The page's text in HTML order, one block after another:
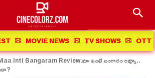
MOVIE NEWS TV SHOWS OTT
inti Bangaram Review:మా ఇంటి బంగారం రివ్యూ..